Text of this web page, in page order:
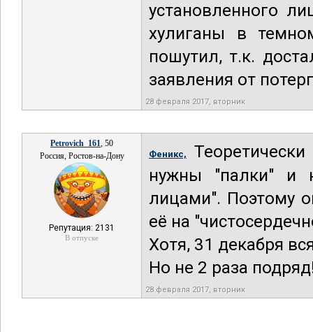
установленного
хулиганы в
пошутил, т.к.
заявления от
28 февраля 2017, вторник
Petrovich_161, 50
Россия, Ростов-на-Дону
Репутация: 2131
В отпуске
Феникс,
нужны "палки" и
лицами". Поэтому
её на
Хотя, 31 декабря
Но не 2 раза
28 февраля 2017, вторник